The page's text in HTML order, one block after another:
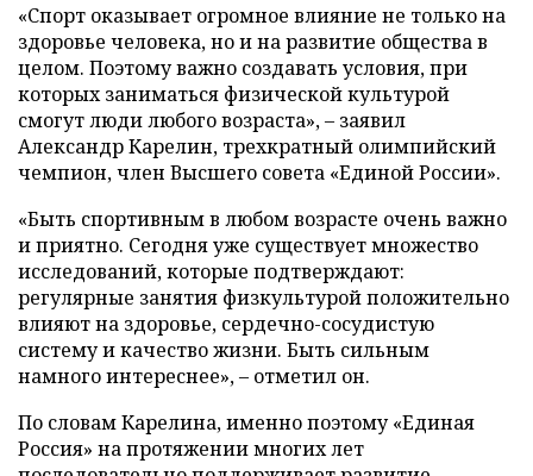
«Спорт оказывает огромное влияние не только на
здоровье человека, но и на развитие общества в
целом. Поэтому важно создавать условия, при
которых заниматься физической культурой
смогут люди любого возраста», – заявил
Александр Карелин, трехкратный олимпийский
чемпион, член Высшего совета «Единой России».
«Быть спортивным в любом возрасте очень важно
и приятно. Сегодня уже существует множество
исследований, которые подтверждают:
регулярные занятия физкультурой положительно
влияют на здоровье, сердечно-сосудистую
систему и качество жизни. Быть сильным
намного интереснее», – отметил он.
По словам Карелина, именно поэтому «Единая
Россия» на протяжении многих лет